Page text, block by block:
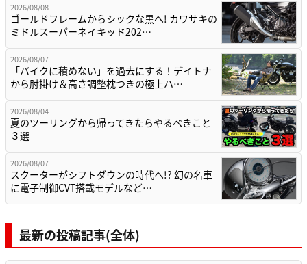
2026/08/08
ゴールドフレームからシックな黒へ! カワサキの
ミドルスーパーネイキッド202…
2026/08/07
「バイクに積めない」を過去にする！デイトナ
から肘掛け＆高さ調整枕つきの極上ハ…
2026/08/04
夏のツーリングから帰ってきたらやるべきこと
３選
2026/08/07
スクーターがシフトダウンの時代へ!? 幻の名車
に電子制御CVT搭載モデルなど…
最新の投稿記事(全体)